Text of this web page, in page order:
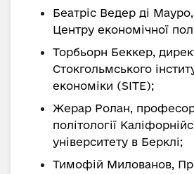
Беатріс Ведер ді
Центру економічної
Торбьорн Беккер,
Стокгольмського
економіки (SITE);
Жерар Ролан,
політології
університету в Берклі;
Тимофій Милованов,